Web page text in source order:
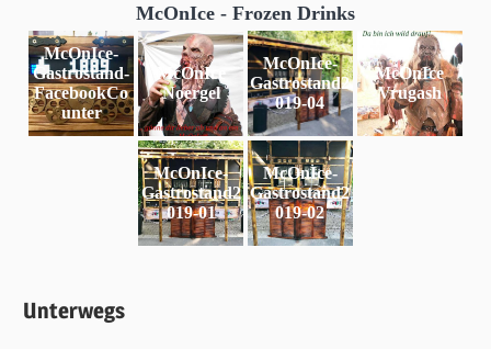
McOnIce - Frozen Drinks
McOnIce-
Gastrostand-
FacebookCo
unter
McOnIce
Noergel
McOnIce-
Gastrostand2
019-04
McOnIce
Vrugash
McOnIce-
Gastrostand2
019-01
McOnIce-
Gastrostand2
019-02
Unterwegs